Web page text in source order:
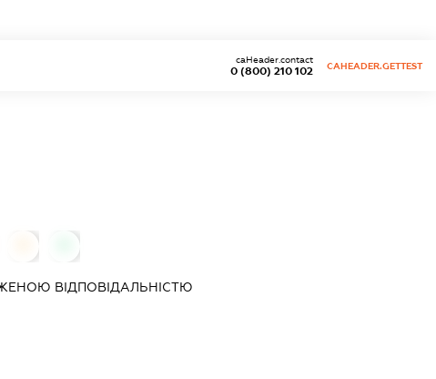
0 (800) 210 102
caHeader.contact
CAHEADER.GETTEST
ВІДПОВІДАЛЬНІСТЮ